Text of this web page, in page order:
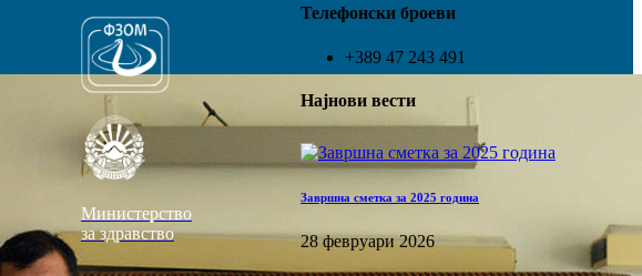
Телефонски броеви
+389 47 243 491
Најнови вести
Завршна сметка за 2025 година
28 февруари 2026
Министерство
за здравство